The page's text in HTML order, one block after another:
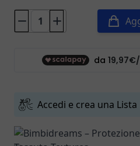
Accedi e crea una Lista